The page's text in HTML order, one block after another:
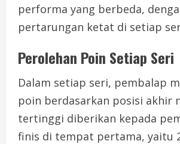
performa yang berbeda,
pertarungan ketat di setiap
Perolehan Poin Setiap Seri
Dalam setiap seri, pembalap
poin berdasarkan posisi akhir
tertinggi diberikan kepada
finis di tempat pertama, yaitu